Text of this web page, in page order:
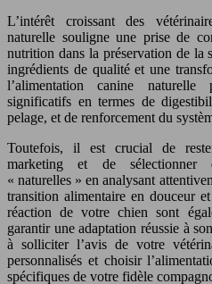
L’intérêt croissant des
naturelle souligne une prise de
nutrition dans la préservation de la
ingrédients de qualité et une
l’alimentation canine
significatifs en termes de
pelage, et de renforcement du
Toutefois, il est crucial de
marketing et de sélectionner
« naturelles » en analysant
transition alimentaire en douceur
réaction de votre chien sont
garantir une adaptation réussie à
à solliciter l’avis de votre
personnalisés et choisir
spécifiques de votre fidèle